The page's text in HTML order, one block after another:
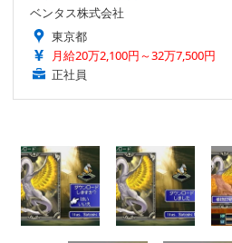
ベンタス株式会社
東京都
月給20万2,100円～32万7,500円
正社員